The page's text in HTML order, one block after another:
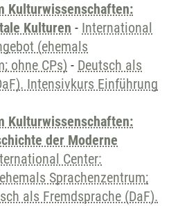
Kulturwissenschaften:
Kulturen - International
(ehemals
ohne CPs) - Deutsch als
Intensivkurs Einführung
Kulturwissenschaften:
der Moderne
Center:
Sprachenzentrum;
als Fremdsprache (DaF).